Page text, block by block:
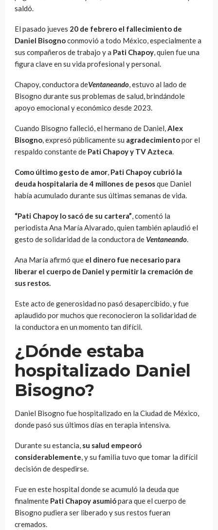
saldó.
El pasado jueves 20 de febrero el fallecimiento de
Daniel Bisognoconmovió a todo México, especialmente a
sus compañeros de trabajo y a Pati Chapoy, quien fue una
figura clave en su vida profesional y personal.
Chapoy, conductora deVentaneando, estuvo al lado de
Bisogno durante sus problemas de salud, brindándole
apoyo emocional y económico desde 2023.
Cuando Bisogno falleció, el hermano de Daniel,Alex
Bisogno, expresó públicamente su agradecimientopor el
respaldo constante de Pati Chapoy y TV Azteca.
Como último gesto de amor, Pati Chapoy cubrió la
deuda hospitalaria de 4 millones de pesosque Daniel
había acumulado durante sus últimas semanas de vida.
“Pati Chapoy lo sacó de su cartera”, comentó la
periodista Ana María Alvarado, quien también aplaudió el
gesto de solidaridad de la conductora de Ventaneando.
Ana María afirmó que el dinero fue necesario para
liberar el cuerpo de Daniel y permitir la cremación de
sus restos.
Este acto de generosidad no pasó desapercibido, y fue
aplaudido por muchos que reconocieron la solidaridad de
la conductora en un momento tan difícil.
¿Dónde estaba
hospitalizado Daniel
Bisogno?
Daniel Bisogno fue hospitalizado en la Ciudad de México,
donde pasó sus últimos días en terapia intensiva.
Durante su estancia, su salud empeoró
considerablemente, y su familia tuvo que tomar la difícil
decisión de despedirse.
Fue en este hospital donde se acumuló la deuda que
finalmente Pati Chapoy asumiópara que el cuerpo de
Bisogno pudiera ser liberado y sus restos fueran
cremados.